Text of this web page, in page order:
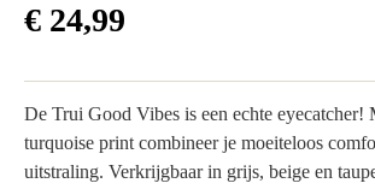
€ 24,99
De Trui Good Vibes is een echte eyecatcher!
turquoise print combineer je moeiteloos
uitstraling. Verkrijgbaar in grijs, beige en